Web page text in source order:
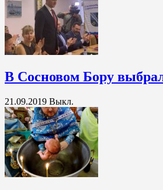
В Сосновом Бору
21.09.2019 Выкл.